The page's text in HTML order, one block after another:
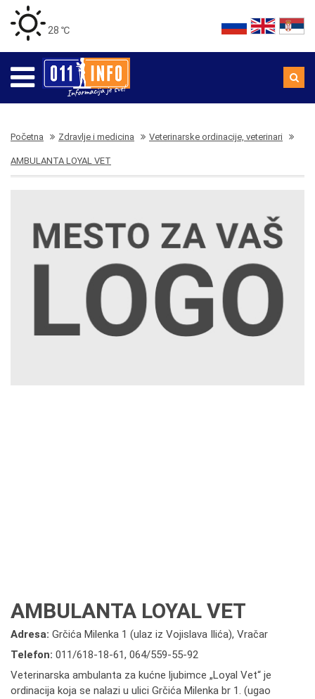
28 ℃
Početna Zdravlje i medicina Veterinarske ordinacije, veterinari
AMBULANTA LOYAL VET
AMBULANTA LOYAL VET
Adresa: Grčića Milenka 1 (ulaz iz Vojislava Ilića), Vračar
Telefon: 011/618-18-61, 064/559-55-92
Veterinarska ambulanta za kućne ljubimce „Loyal Vet“ je
ordinacija koja se nalazi u ulici Grčića Milenka br 1. (ugao